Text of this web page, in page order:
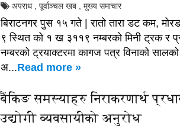
अपराध पूर्वाञ्चल खब मुख्य समाचार
बिराटनगर पुस १५ गते | रातो तारा डट कम,
९ स्थित को १ ख ३११९ नम्बरको मिनी ट्रक र
नम्बरको ट्रयाक्टरमा कागज पत्र विनाको सालको
अ...Read more »
बैंकिङ समस्याहरु निराकरणार्थ
उद्योगी व्यवसायीको अनुरोध